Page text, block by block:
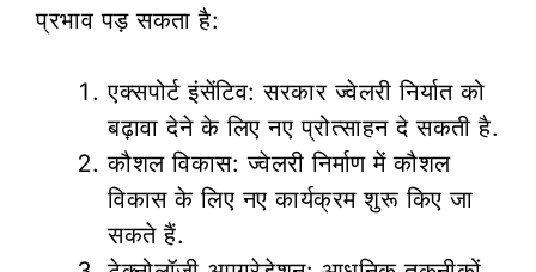
प्रभाव पड़ सकता है:
एक्सपोर्ट इंसेंटिव: सरकार ज्वेलरी निर्यात को
बढ़ावा देने के लिए नए प्रोत्साहन दे सकती है.
कौशल विकास: ज्वेलरी निर्माण में कौशल
विकास के लिए नए कार्यक्रम शुरू किए जा
सकते हैं.